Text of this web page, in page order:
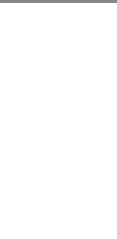
tiekas ar filmas režisoru un